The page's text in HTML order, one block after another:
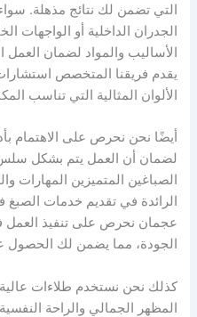
التي تضمن لك نتائج مذهلة.
الجدران الداخلية أو الواجهات
الأساليب والمواد لضمان
يقدم فريقنا المتخصص
الألوان المثالية التي تناسب
أيضًا نحن نحرص على الاهتمام
لضمان أن العمل يتم بشكل
الصباغين المتميزين المهارات
الرائدة في تقديم خدمات
عجمان نحرص على تنفيذ العمل
الجودة، مما يضمن لك الحصول
كذلك نحن نستخدم طلاءات
المظهر الجمالي والراحة